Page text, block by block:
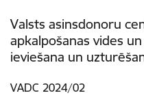
Valsts asinsdonoru
apkalpošanas vides
ieviešana un
VADC 2024/02